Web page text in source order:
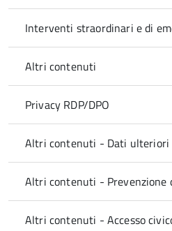
Interventi straordinari e di
Altri contenuti
Privacy RDP/DPO
Altri contenuti - Dati ulteriori
Altri contenuti - Prevenzione
Altri contenuti - Accesso